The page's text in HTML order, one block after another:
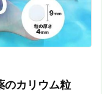
のカリウム粒